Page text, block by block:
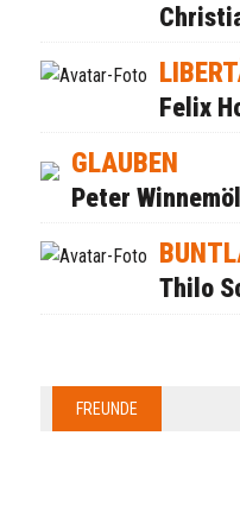
Felix
GLAUBEN
Peter
Thilo
FREUNDE